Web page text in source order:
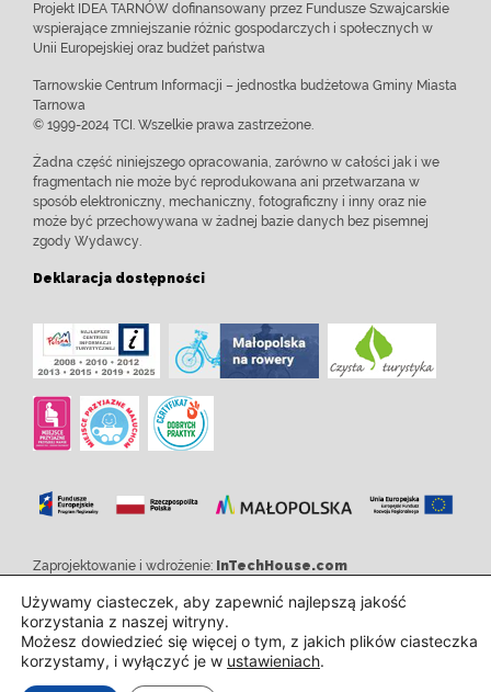
Projekt IDEA TARNÓW dofinansowany przez Fundusze Szwajcarskie
wspierające zmniejszanie różnic gospodarczych i społecznych w
Unii Europejskiej oraz budżet państwa
Tarnowskie Centrum Informacji – jednostka budżetowa Gminy Miasta
Tarnowa
© 1999-2024 TCI. Wszelkie prawa zastrzeżone.
Żadna część niniejszego opracowania, zarówno w całości jak i we
fragmentach nie może być reprodukowana ani przetwarzana w
sposób elektroniczny, mechaniczny, fotograficzny i inny oraz nie
może być przechowywana w żadnej bazie danych bez pisemnej
zgody Wydawcy.
Deklaracja dostępności
Zaprojektowanie i wdrożenie: InTechHouse.com
Używamy ciasteczek, aby zapewnić najlepszą jakość
korzystania z naszej witryny.
Możesz dowiedzieć się więcej o tym, z jakich plików ciasteczka
korzystamy, i wyłączyć je w ustawieniach.